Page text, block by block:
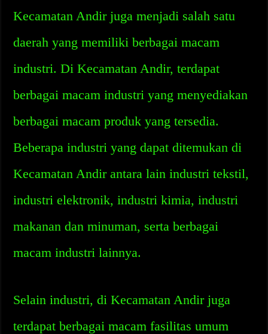
Kecamatan Andir juga menjadi salah satu
daerah yang memiliki berbagai macam
industri. Di Kecamatan Andir, terdapat
berbagai macam industri yang menyediakan
berbagai macam produk yang tersedia.
Beberapa industri yang dapat ditemukan di
Kecamatan Andir antara lain industri tekstil,
industri elektronik, industri kimia, industri
makanan dan minuman, serta berbagai
macam industri lainnya.
Selain industri, di Kecamatan Andir juga
terdapat berbagai macam fasilitas umum